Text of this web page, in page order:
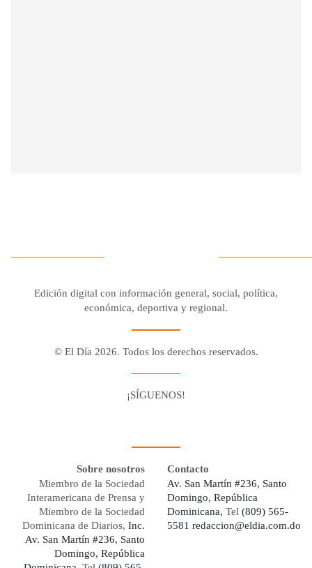
Edición digital con información general, social, política,
económica, deportiva y regional.
© El Día 2026. Todos los derechos reservados.
¡SÍGUENOS!
Sobre nosotros
Miembro de la Sociedad
Interamericana de Prensa y
Miembro de la Sociedad
Dominicana de Diarios, Inc.
Av. San Martín #236, Santo
Domingo, República
Contacto
Av. San Martín #236, Santo
Domingo, República
Dominicana, Tel (809) 565-
5581 redaccion@eldia.com.do